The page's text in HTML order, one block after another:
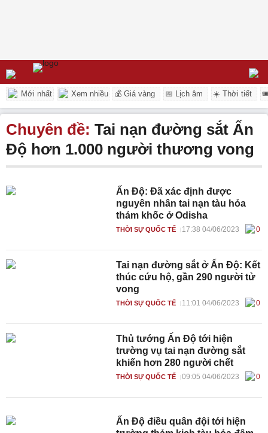
Mới nhất Xem nhiều 💰 Giá vàng 📅 Lịch âm ☀️ Thời tiết
Chuyên đề: Tai nạn đường sắt Ấn
Độ hơn 1.000 người thương vong
Ấn Độ: Đã xác định được
nguyên nhân tai nạn tàu hỏa
thảm khốc ở Odisha
THỜI SỰ QUỐC TẾ 17:38 04/06/2023 0
Tai nạn đường sắt ở Ấn Độ: Kết
thúc cứu hộ, gần 290 người tử
vong
THỜI SỰ QUỐC TẾ 11:01 04/06/2023 0
Thủ tướng Ấn Độ tới hiện
trường vụ tai nạn đường sắt
khiến hơn 280 người chết
THỜI SỰ QUỐC TẾ 09:05 04/06/2023 0
Ấn Độ điều quân đội tới hiện